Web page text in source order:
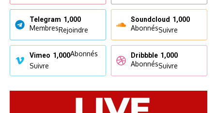
Telegram 1,000
MembresRejoindre
Soundcloud 1,000
AbonnésSuivre
Vimeo 1,000Abonnés
Suivre
Dribbble 1,000
AbonnésSuivre